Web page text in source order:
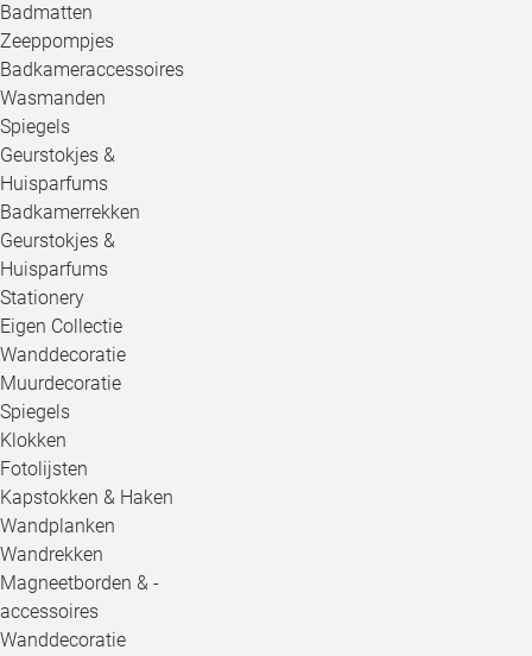
Badmatten
Zeeppompjes
Badkameraccessoires
Wasmanden
Spiegels
Geurstokjes &
Huisparfums
Badkamerrekken
Geurstokjes &
Huisparfums
Stationery
Eigen Collectie
Wanddecoratie
Muurdecoratie
Spiegels
Klokken
Fotolijsten
Kapstokken & Haken
Wandplanken
Wandrekken
Magneetborden & -
accessoires
Wanddecoratie